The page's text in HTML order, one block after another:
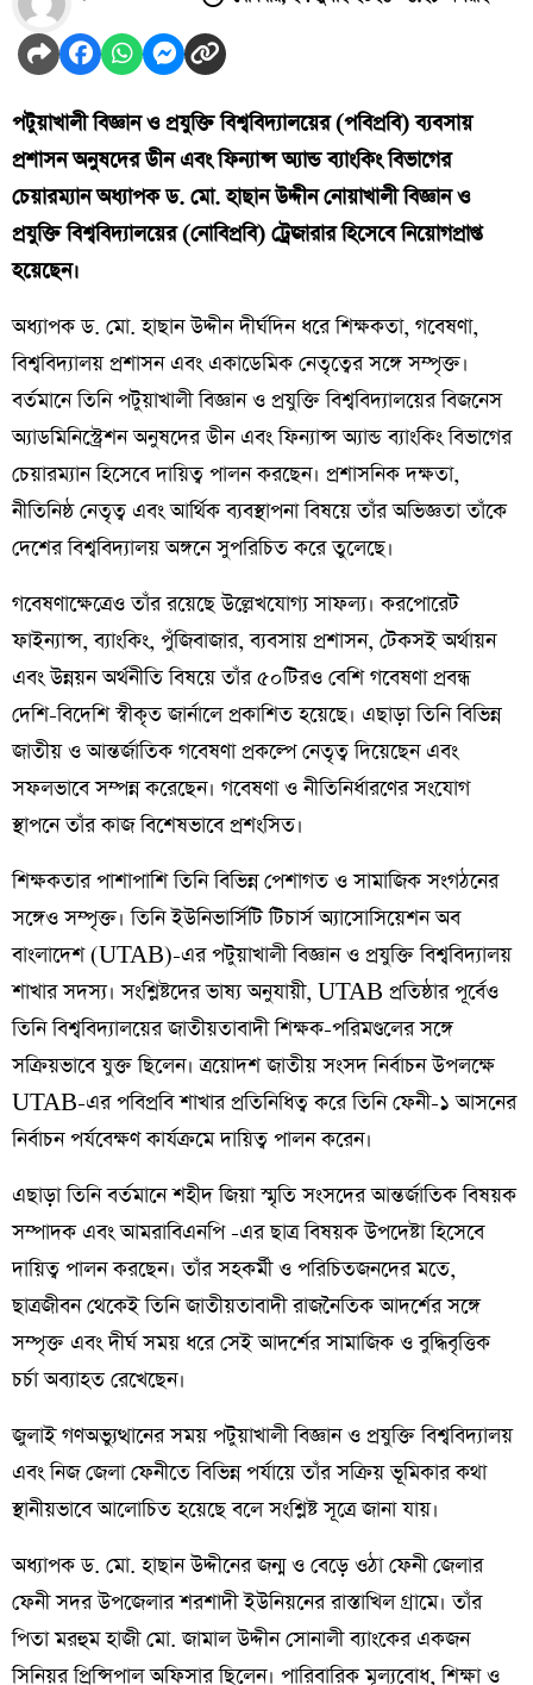
পটুয়াখালী বিজ্ঞান ও প্রযুক্তি বিশ্ববিদ্যালয়ের (পবিপ্রবি) ব্যবসায়
প্রশাসন অনুষদের ডীন এবং ফিন্যান্স অ্যান্ড ব্যাংকিং বিভাগের
চেয়ারম্যান অধ্যাপক ড. মো. হাছান উদ্দীন নোয়াখালী বিজ্ঞান ও
প্রযুক্তি বিশ্ববিদ্যালয়ের (নোবিপ্রবি) ট্রেজারার হিসেবে নিয়োগপ্রাপ্ত
হয়েছেন।
অধ্যাপক ড. মো. হাছান উদ্দীন দীর্ঘদিন ধরে শিক্ষকতা, গবেষণা,
বিশ্ববিদ্যালয় প্রশাসন এবং একাডেমিক নেতৃত্বের সঙ্গে সম্পৃক্ত।
বর্তমানে তিনি পটুয়াখালী বিজ্ঞান ও প্রযুক্তি বিশ্ববিদ্যালয়ের বিজনেস
অ্যাডমিনিস্ট্রেশন অনুষদের ডীন এবং ফিন্যান্স অ্যান্ড ব্যাংকিং বিভাগের
চেয়ারম্যান হিসেবে দায়িত্ব পালন করছেন। প্রশাসনিক দক্ষতা,
নীতিনিষ্ঠ নেতৃত্ব এবং আর্থিক ব্যবস্থাপনা বিষয়ে তাঁর অভিজ্ঞতা তাঁকে
দেশের বিশ্ববিদ্যালয় অঙ্গনে সুপরিচিত করে তুলেছে।
গবেষণাক্ষেত্রেও তাঁর রয়েছে উল্লেখযোগ্য সাফল্য। করপোরেট
ফাইন্যান্স, ব্যাংকিং, পুঁজিবাজার, ব্যবসায় প্রশাসন, টেকসই অর্থায়ন
এবং উন্নয়ন অর্থনীতি বিষয়ে তাঁর ৫০টিরও বেশি গবেষণা প্রবন্ধ
দেশি-বিদেশি স্বীকৃত জার্নালে প্রকাশিত হয়েছে। এছাড়া তিনি বিভিন্ন
জাতীয় ও আন্তর্জাতিক গবেষণা প্রকল্পে নেতৃত্ব দিয়েছেন এবং
সফলভাবে সম্পন্ন করেছেন। গবেষণা ও নীতিনির্ধারণের সংযোগ
স্থাপনে তাঁর কাজ বিশেষভাবে প্রশংসিত।
শিক্ষকতার পাশাপাশি তিনি বিভিন্ন পেশাগত ও সামাজিক সংগঠনের
সঙ্গেও সম্পৃক্ত। তিনি ইউনিভার্সিটি টিচার্স অ্যাসোসিয়েশন অব
বাংলাদেশ (UTAB)-এর পটুয়াখালী বিজ্ঞান ও প্রযুক্তি বিশ্ববিদ্যালয়
শাখার সদস্য। সংশ্লিষ্টদের ভাষ্য অনুযায়ী, UTAB প্রতিষ্ঠার পূর্বেও
তিনি বিশ্ববিদ্যালয়ের জাতীয়তাবাদী শিক্ষক-পরিমণ্ডলের সঙ্গে
সক্রিয়ভাবে যুক্ত ছিলেন। ত্রয়োদশ জাতীয় সংসদ নির্বাচন উপলক্ষে
UTAB-এর পবিপ্রবি শাখার প্রতিনিধিত্ব করে তিনি ফেনী-১ আসনের
নির্বাচন পর্যবেক্ষণ কার্যক্রমে দায়িত্ব পালন করেন।
এছাড়া তিনি বর্তমানে শহীদ জিয়া স্মৃতি সংসদের আন্তর্জাতিক বিষয়ক
সম্পাদক এবং আমরাবিএনপি -এর ছাত্র বিষয়ক উপদেষ্টা হিসেবে
দায়িত্ব পালন করছেন। তাঁর সহকর্মী ও পরিচিতজনদের মতে,
ছাত্রজীবন থেকেই তিনি জাতীয়তাবাদী রাজনৈতিক আদর্শের সঙ্গে
সম্পৃক্ত এবং দীর্ঘ সময় ধরে সেই আদর্শের সামাজিক ও বুদ্ধিবৃত্তিক
চর্চা অব্যাহত রেখেছেন।
জুলাই গণঅভ্যুত্থানের সময় পটুয়াখালী বিজ্ঞান ও প্রযুক্তি বিশ্ববিদ্যালয়
এবং নিজ জেলা ফেনীতে বিভিন্ন পর্যায়ে তাঁর সক্রিয় ভূমিকার কথা
স্থানীয়ভাবে আলোচিত হয়েছে বলে সংশ্লিষ্ট সূত্রে জানা যায়।
অধ্যাপক ড. মো. হাছান উদ্দীনের জন্ম ও বেড়ে ওঠা ফেনী জেলার
ফেনী সদর উপজেলার শরশাদী ইউনিয়নের রাস্তাখিল গ্রামে। তাঁর
পিতা মরহুম হাজী মো. জামাল উদ্দীন সোনালী ব্যাংকের একজন
সিনিয়র প্রিন্সিপাল অফিসার ছিলেন। পারিবারিক মূল্যবোধ, শিক্ষা ও